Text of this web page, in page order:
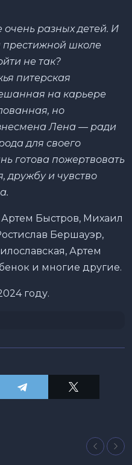
очень разных детей. И
престижной школе
не так?
питерская
на карьере
но
Лена — ради
для своего
готова пожертвовать
дружбу и чувство
Быстров, Михаил
Бершауэр,
Артем
и многие другие.
году.